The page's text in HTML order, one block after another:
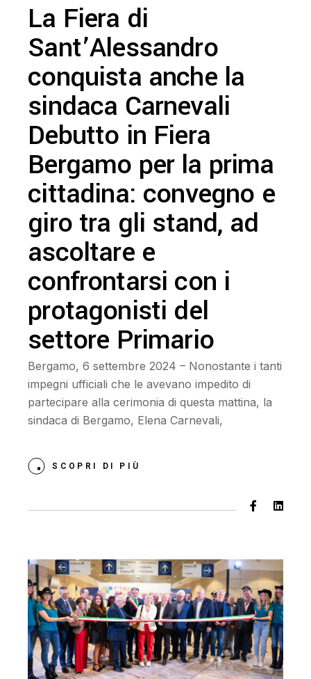
La Fiera di
Sant’Alessandro
conquista anche la
sindaca Carnevali
Debutto in Fiera
Bergamo per la prima
cittadina: convegno e
giro tra gli stand, ad
ascoltare e
confrontarsi con i
protagonisti del
settore Primario
Bergamo, 6 settembre 2024 – Nonostante i tanti
impegni ufficiali che le avevano impedito di
partecipare alla cerimonia di questa mattina, la
sindaca di Bergamo, Elena Carnevali,
SCOPRI DI PIÙ